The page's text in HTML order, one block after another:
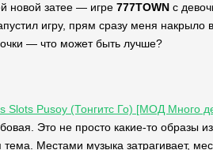
новой затее — игре 777TOWN с
игру, прям сразу меня накрыло
— что может быть лучше?
Slots Pusoy (Тонгитс Го) [МОД Много
Это не просто какие-то образы
Местами музыка затрагивает,